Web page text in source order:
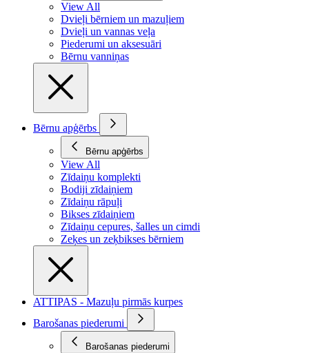
View All
Dvieļi bērniem un mazuļiem
Dvieļi un vannas veļa
Piederumi un aksesuāri
Bērnu vanniņas
Bērnu apģērbs
Bērnu apģērbs
View All
Zīdaiņu komplekti
Bodiji zīdaiņiem
Zīdaiņu rāpuļi
Bikses zīdaiņiem
Zīdaiņu cepures, šalles un cimdi
Zeķes un zeķbikses bērniem
ATTIPAS - Mazuļu pirmās kurpes
Barošanas piederumi
Barošanas piederumi